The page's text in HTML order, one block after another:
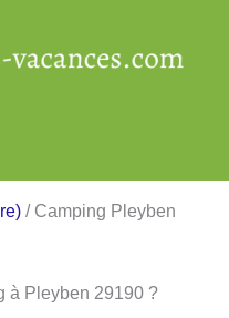
/ Camping Pleyben
à Pleyben 29190 ?